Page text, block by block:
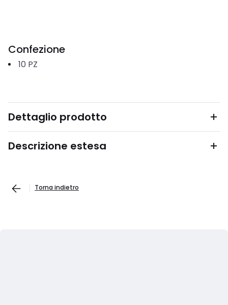
Confezione
10 PZ
Dettaglio prodotto
Descrizione estesa
Torna indietro